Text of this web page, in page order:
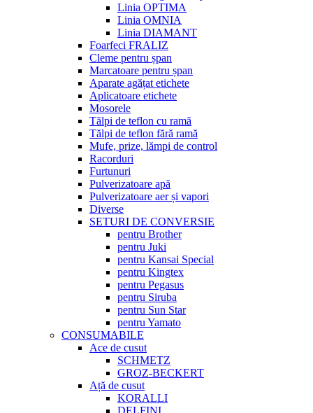
Linia OPTIMA
Linia OMNIA
Linia DIAMANT
Foarfeci FRALIZ
Cleme pentru șpan
Marcatoare pentru șpan
Aparate agățat etichete
Aplicatoare etichete
Mosorele
Tălpi de teflon cu ramă
Tălpi de teflon fără ramă
Mufe, prize, lămpi de control
Racorduri
Furtunuri
Pulverizatoare apă
Pulverizatoare aer și vapori
Diverse
SETURI DE CONVERSIE
pentru Brother
pentru Juki
pentru Kansai Special
pentru Kingtex
pentru Pegasus
pentru Siruba
pentru Sun Star
pentru Yamato
CONSUMABILE
Ace de cusut
SCHMETZ
GROZ-BECKERT
Ață de cusut
KORALLI
DELFINI